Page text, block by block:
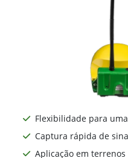
Flexibilidade para
Captura rápida de
Aplicação em